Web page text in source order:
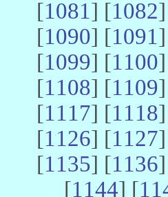
[1081] [1082
[1090] [1091
[1099] [1100
[1108] [1109
[1117] [1118
[1126] [1127
[1135] [1136
[1144] [